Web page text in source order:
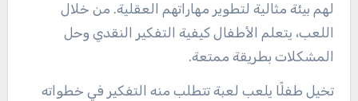
لهم بيئة مثالية لتطوير مهاراتهم العقلية. من خلال
اللعب، يتعلم الأطفال كيفية التفكير النقدي وحل
المشكلات بطريقة ممتعة.
تخيل طفلًا يلعب لعبة تتطلب منه التفكير في خطواته